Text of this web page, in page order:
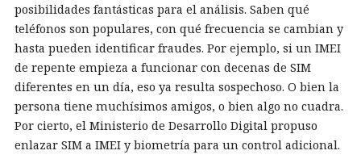
posibilidades fantásticas para el análisis. Saben qué
teléfonos son populares, con qué frecuencia se cambian y
hasta pueden identificar fraudes. Por ejemplo, si un IMEI
de repente empieza a funcionar con decenas de SIM
diferentes en un día, eso ya resulta sospechoso. O bien la
persona tiene muchísimos amigos, o bien algo no cuadra.
Por cierto, el Ministerio de Desarrollo Digital propuso
enlazar SIM a IMEI y biometría para un control adicional.